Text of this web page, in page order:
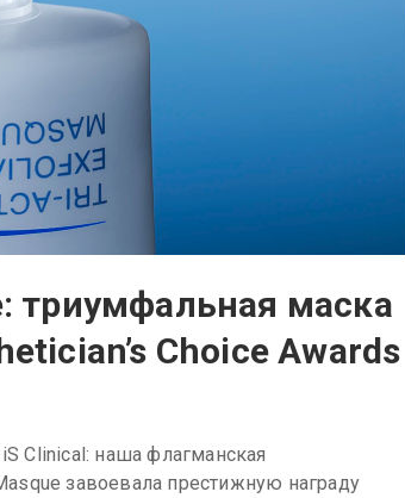
триумфальная маска
Choice Awards
Clinical: наша флагманская
завоевала престижную награду